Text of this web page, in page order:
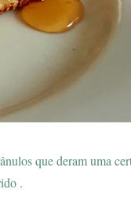
que deram uma
.